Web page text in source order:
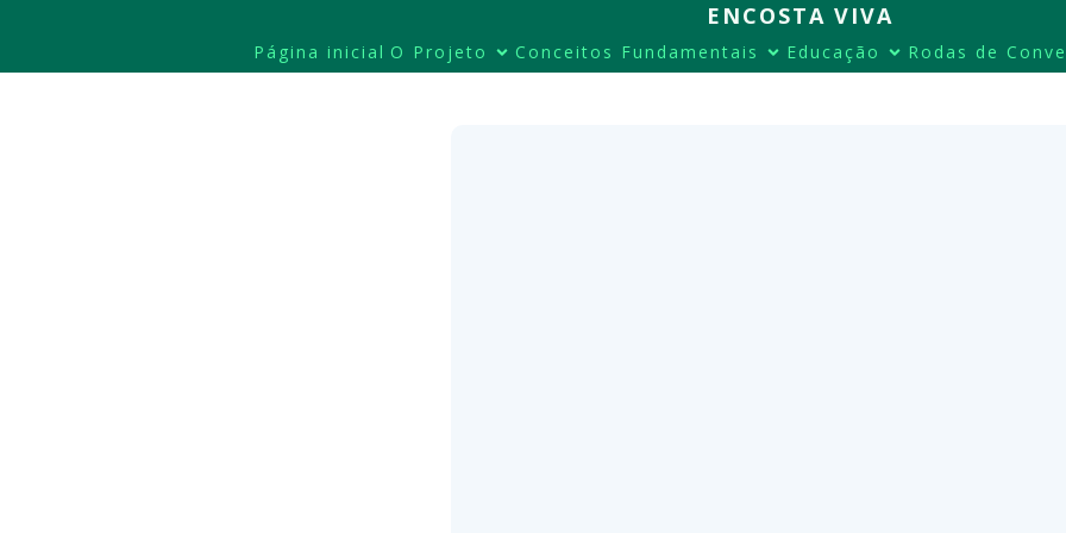
ENCOSTA VIVA
Página inicial O Projeto Conceitos Fundamentais Educação Rodas de